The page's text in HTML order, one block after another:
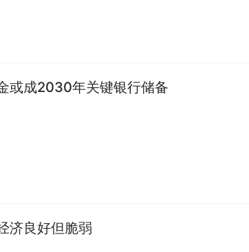
或成2030年关键银行储备
济良好但脆弱